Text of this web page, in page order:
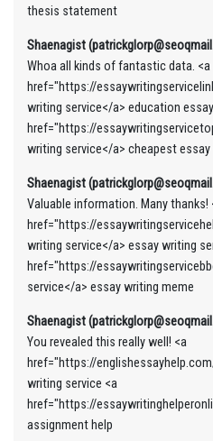
thesis statement
Shaenagist
Whoa all kinds of fantastic data. <a
href="https://
writing service</a> education
href="https://
writing service</a> cheapest
Shaenagist
Valuable information. Many thanks!
href="https://
writing service</a> essay writing
href="https://
service</a> essay writing meme
Shaenagist
You revealed this really well! <a
href="https://
writing service <a
href="https://
assignment help